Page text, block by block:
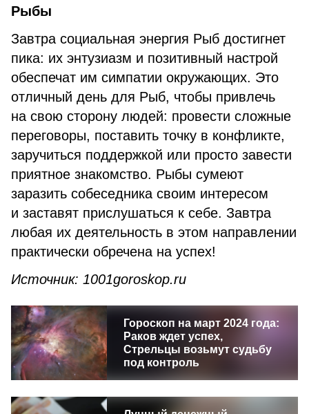
Рыбы
Завтра социальная энергия Рыб достигнет
пика: их энтузиазм и позитивный настрой
обеспечат им симпатии окружающих. Это
отличный день для Рыб, чтобы привлечь
на свою сторону людей: провести сложные
переговоры, поставить точку в конфликте,
заручиться поддержкой или просто завести
приятное знакомство. Рыбы сумеют
заразить собеседника своим интересом
и заставят прислушаться к себе. Завтра
любая их деятельность в этом направлении
практически обречена на успех!
Источник: 1001goroskop.ru
Гороскоп на март 2024 года:
Раков ждет успех,
Стрельцы возьмут судьбу
под контроль